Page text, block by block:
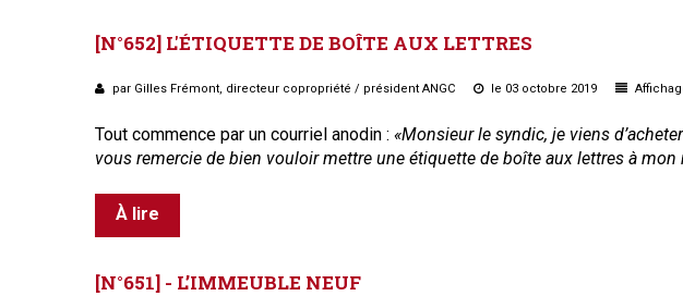
[N°652] L'ÉTIQUETTE DE BOÎTE AUX LETTRES
par Gilles Frémont, directeur copropriété / président ANGC le 03 octobre 2019
Tout commence par un courriel anodin : «Monsieur le syndic, je viens
vous remercie de bien vouloir mettre une étiquette de boîte aux lettres à
À lire
[N°651] - L’IMMEUBLE NEUF